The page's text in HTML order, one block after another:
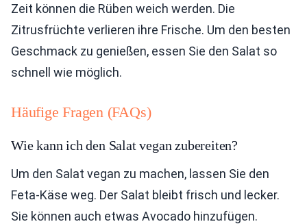
Zeit können die Rüben weich werden. Die
Zitrusfrüchte verlieren ihre Frische. Um den besten
Geschmack zu genießen, essen Sie den Salat so
schnell wie möglich.
Häufige Fragen (FAQs)
Wie kann ich den Salat vegan zubereiten?
Um den Salat vegan zu machen, lassen Sie den
Feta-Käse weg. Der Salat bleibt frisch und lecker.
Sie können auch etwas Avocado hinzufügen.